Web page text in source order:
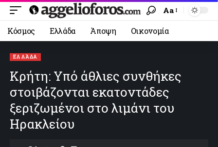
Aa
Κόσμος Ελλάδα Άποψη Οικονομία
ΕΛΛΆΔΑ
Κρήτη: Υπό άθλιες συνθήκες
στοιβάζονται εκατοντάδες
ξεριζωμένοι στο λιμάνι του
Ηρακλείου